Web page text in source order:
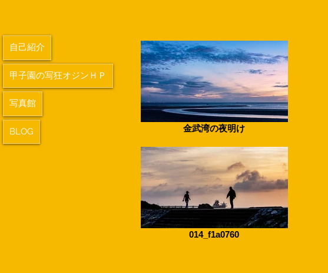
金武湾の夜明け
014_f1a0760
自己紹介
甲子園の写狂オジンＨＰ
写真館
BLOG